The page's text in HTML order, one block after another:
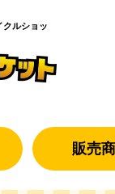
クルショッ
販売